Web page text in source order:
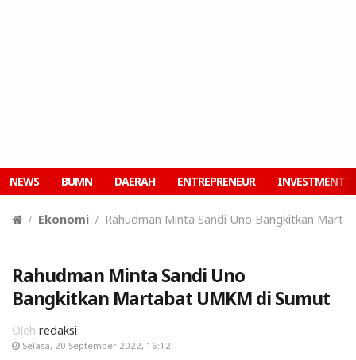
NEWS BUMN DAERAH ENTREPRENEUR INVESTMENT
Ekonomi Rahudman Minta Sandi Uno Bangkitkan
Rahudman Minta Sandi Uno
Bangkitkan Martabat UMKM di Sumut
Oleh redaksi
Selasa, 20 September 2022, 16:12